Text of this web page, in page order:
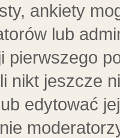
ankiety
lub
pierwszego
nikt jeszcze
edytować